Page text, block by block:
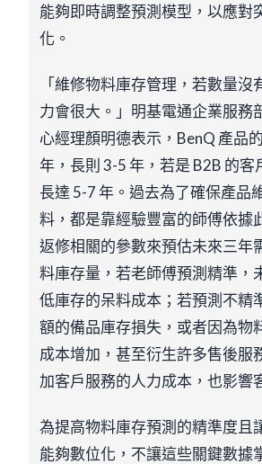
能夠即時調整預測模型，以應對
化。
「維修物料庫存管理，若數量沒
力會很大。」明基電通企業服務
心經理顏明德表示，BenQ 產品
年，長則 3-5 年，若是 B2B 的
長達 5-7 年。過去為了確保產品
料，都是靠經驗豐富的師傅依據
返修相關的參數來預估未來三年
料庫存量，若老師傅預測精準，
低庫存的呆料成本；若預測不精
額的備品庫存損失，或者因為物
成本增加，甚至衍生許多售後服
加客戶服務的人力成本，也影響
為提高物料庫存預測的精準度且
能夠數位化，不讓這些關鍵數據